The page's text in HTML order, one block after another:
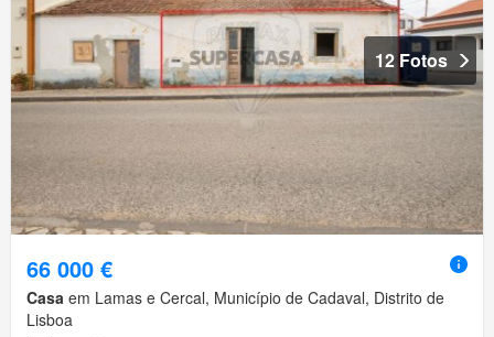
12 Fotos
66 000 €
Casa em Lamas e Cercal, Município de Cadaval, Distrito de
Lisboa